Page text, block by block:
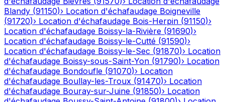
Blandy (91150)› Location d'échafaudage Boigneville
(91720)› Location d'échafaudage Bois-Herpin (91150)›
Location d'échafaudage Boissy-la-Rivière (91690)›
Location d'échafaudage Boissy-le-Cutté (91590)›
Location d'échafaudage Boissy-le-Sec (91870)› Location
d'échafaudage Boissy-sous-Saint-Yon (91790)› Location
d'échafaudage Bondoufle (91070)› Location
d'échafaudage Boullay-les-Troux (91470)› Location
d'échafaudage Bouray-sur-Juine (91850)› Location